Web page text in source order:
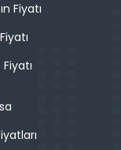
Fiyatı
Fiyatı